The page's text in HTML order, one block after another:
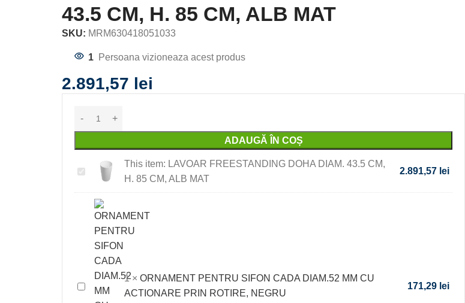
43.5 CM, H. 85 CM, ALB MAT
SKU: MRM630418051033
1 Persoana vizioneaza acest produs
2.891,57 lei
ADAUGĂ ÎN COȘ
LAVOAR
DOHA
DIAM.
43.5
CM,
This item: LAVOAR FREESTANDING DOHA DIAM. 43.5 CM,
H. 85 CM, ALB MAT
2.891,57 lei
ORNAMENT
PENTRU
1× ORNAMENT PENTRU SIFON CADA DIAM.52 MM CU
ACTIONARE PRIN ROTIRE, NEGRU
171,29 lei